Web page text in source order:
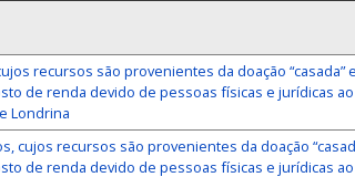
recursos são provenientes da doação “casada”
de renda devido de pessoas físicas e jurídicas
Londrina
cujos recursos são provenientes da doação
de renda devido de pessoas físicas e jurídicas